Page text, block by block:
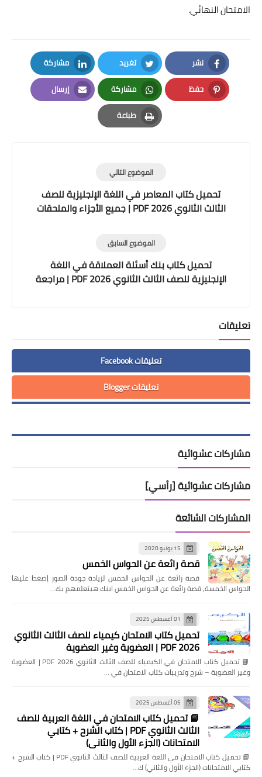
الامتحان النهائي.
نشر
Facebook
تغريد
Twitter
مشاركة
LinkedIn
حفظ
Pinterest
مشاركة
Whatsapp
إرسال
Email
طباعة
Print
الموضوع التالي
تحميل كتاب المعاصر في اللغة الإنجليزية للصف
الثالث الثانوي 2026 PDF | جميع الأجزاء والملحقات
الموضوع السابق
تحميل كتاب بنك أسئلة العملاقة في اللغة
الإنجليزية للصف الثالث الثانوي 2026 PDF | مراجعة
نهائية شاملة
تعليقات
تعليقات Facebook
تعليقات Blogger
مشاركات عشوائية
مشاركات عشوائية [رأسي]
المشاركات الشائعة
15 يونيو 2020
قصة رائعة عن الحواس الخمس
قصة رائعة عن الحواس الخمس لزيادة جودة الصور إضغط عليها
الحواس الخمسة, قصة رائعة عن الحواس الخمس ابنك هيتعلمهم بك…
01 أغسطس 2025
تحميل كتاب الامتحان كيمياء للصف الثالث الثانوي
2026 PDF | العضوية وغير العضوية
📘 تحميل كتاب الامتحان في الكيمياء للصف الثالث الثانوي 2026 PDF | العضوية
وغير العضوية – شرح وتدريبات كتاب الامتحان في …
05 أغسطس 2025
📘 تحميل كتاب الامتحان في اللغة العربية للصف
الثالث الثانوي PDF | كتاب الشرح + كتابي
الامتحانات (الجزء الأول والثاني)
📘 تحميل كتاب الامتحان في اللغة العربية للصف الثالث الثانوي PDF | كتاب الشرح +
كتابي الامتحانات (الجزء الأول والثاني) ك…